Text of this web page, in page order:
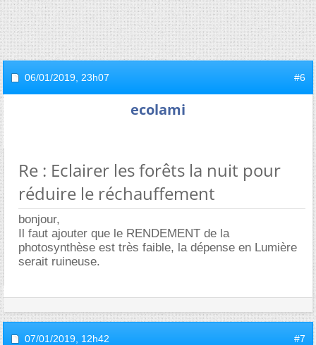
06/01/2019, 23h07 #6
ecolami
Re : Eclairer les forêts la nuit pour
réduire le réchauffement
bonjour,
Il faut ajouter que le RENDEMENT de la
photosynthèse est très faible, la dépense en Lumière
serait ruineuse.
07/01/2019, 12h42 #7